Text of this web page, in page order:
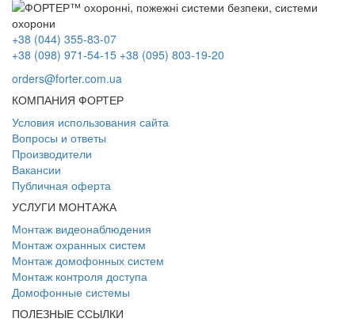
+38 (044) 355-83-07
+38 (098) 971-54-15 +38 (095) 803-19-20
orders@forter.com.ua
КОМПАНИЯ ФОРТЕР
Условия использования сайта
Вопросы и ответы
Производители
Вакансии
Публичная оферта
УСЛУГИ МОНТАЖА
Монтаж видеонаблюдения
Монтаж охранных систем
Монтаж домофонных систем
Монтаж контроля доступа
Домофонные системы
ПОЛЕЗНЫЕ ССЫЛКИ